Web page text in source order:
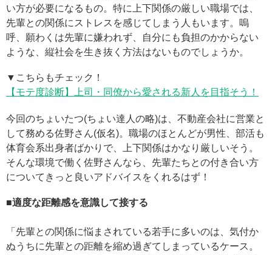
い方が必要になるもの。特に上下関係の厳しい職場では、
先輩との関係にストレスを感じてしまう人もいます。嗚
呼、願わくは先輩に嫌われず、自分にも負担のかからない
ような、縦社会を生き抜く方法はないものでしょうか。
▼こちらもチェック！
【モテ度診断】上司・同僚から愛される新人を目指そう！
今回のちょいたつ(ちょい達人の略)は、不動産会社に営業と
して務める佐野さん(仮名)。職場のほとんどが男性、部活も
体育会系出身者ばかりで、上下関係はかなり厳しいそう。
そんな環境で働く佐野さんなら、先輩たちとの付き合い方
についてきっと良いアドバイスをくれるはず！
■適度な距離感を意識して接する
「先輩との関係に悩まされている若手に多いのは、気付か
ぬうちに先輩との距離を縮め過ぎてしまっているケース。